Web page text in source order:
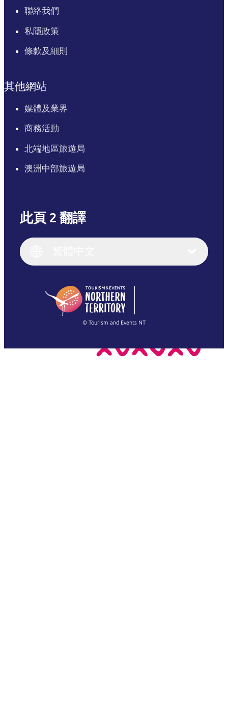
聯絡我們
私隱政策
條款及細則
其他網站
媒體及業界
商務活動
北端地區旅遊局
澳洲中部旅遊局
此頁 2 翻譯
English (US)
English
(Singapore)
Français
繁體中文
© Tourism and Events NT